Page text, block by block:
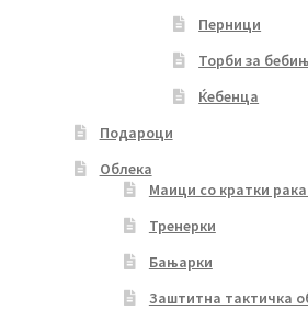
Перници
Торби за
Ќебенца
Подароци
Облека
Маици со кратки
Тренерки
Бањарки
Заштитна тактичка